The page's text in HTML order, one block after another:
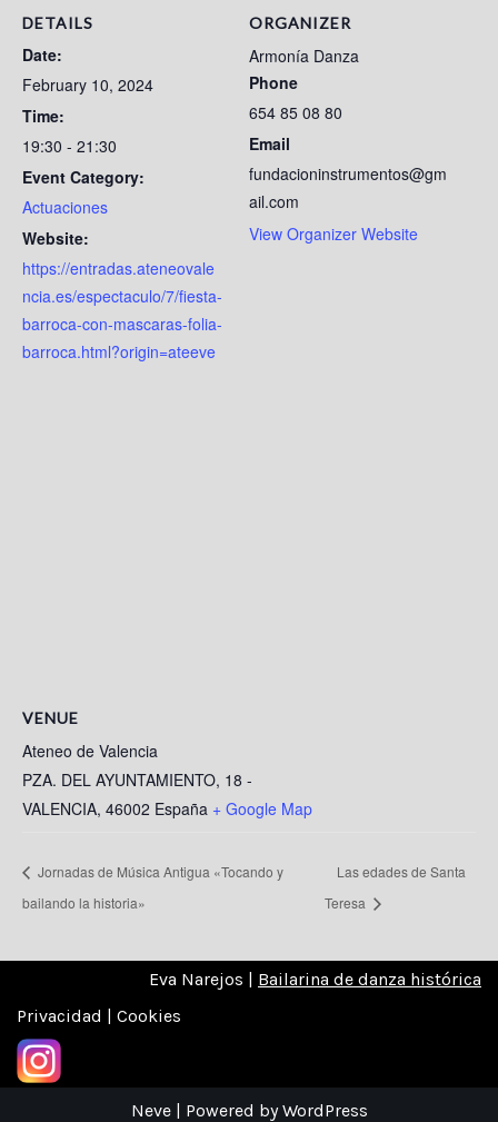
DETAILS
Date:
February 10, 2024
Time:
19:30 - 21:30
Event Category:
Actuaciones
Website:
https://entradas.ateneovale
ncia.es/espectaculo/7/fiesta-
barroca-con-mascaras-folia-
barroca.html?origin=ateeve
ORGANIZER
Armonía Danza
Phone
654 85 08 80
Email
fundacioninstrumentos@gm
ail.com
View Organizer Website
VENUE
Ateneo de Valencia
PZA. DEL AYUNTAMIENTO, 18 -
VALENCIA, 46002 España + Google Map
Jornadas de Música Antigua «Tocando y
bailando la historia»
Las edades de Santa
Teresa
Eva Narejos | Bailarina de danza histórica
Privacidad | Cookies
Neve| Powered byWordPress